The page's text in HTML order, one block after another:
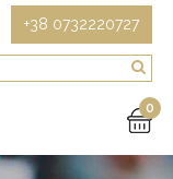
+38 0732220727
0